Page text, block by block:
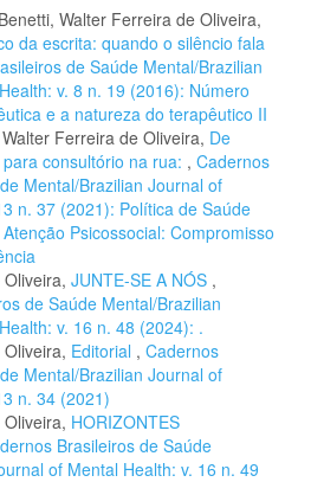
Walter Ferreira de Oliveira,
da escrita: quando o silêncio fala
de Saúde Mental/Brazilian
v. 8 n. 19 (2016): Número
e a natureza do terapêutico II
Ferreira de Oliveira, De
consultório na rua: , Cadernos
Mental/Brazilian Journal of
n. 37 (2021): Política de Saúde
Psicossocial: Compromisso
JUNTE-SE A NÓS ,
de Saúde Mental/Brazilian
v. 16 n. 48 (2024): .
Editorial , Cadernos
Mental/Brazilian Journal of
n. 34 (2021)
HORIZONTES
Brasileiros de Saúde
of Mental Health: v. 16 n. 49